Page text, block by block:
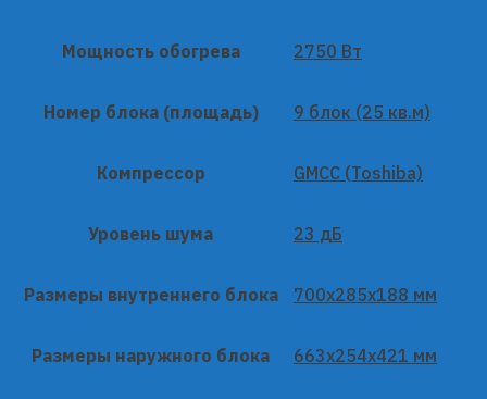
Мощность обогрева 2750 Вт
Номер блока (площадь) 9 блок (25 кв.м)
Компрессор GMCC (Toshiba)
Уровень шума 23 дБ
Размеры внутреннего блока 700x285x188 мм
Размеры наружного блока 663x254x421 мм